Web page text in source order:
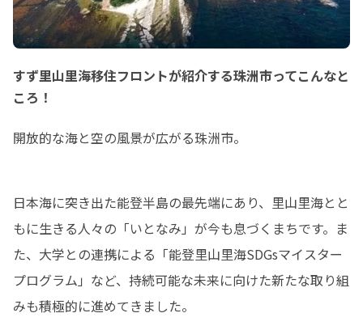
すず里山里海移住フロントが紹介する珠洲市ってこんなと
ころ！
開放的な海と空の風景が広がる珠洲市。
日本海に突き出た能登半島の最先端にあり、里山里海とと
もに生きる人々の「いとなみ」が今も息づくまちです。ま
た、大学との連携による「能登里山里海SDGsマイスター
プログラム」など、持続可能な未来に向けた新たな取り組
みも積極的に進めてきました。